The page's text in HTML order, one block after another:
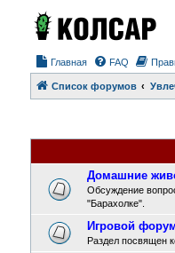
Главная FAQ
Список форумов
Домашние
Обсуждение
"Барахолке".
Игровой
Раздел посвящен